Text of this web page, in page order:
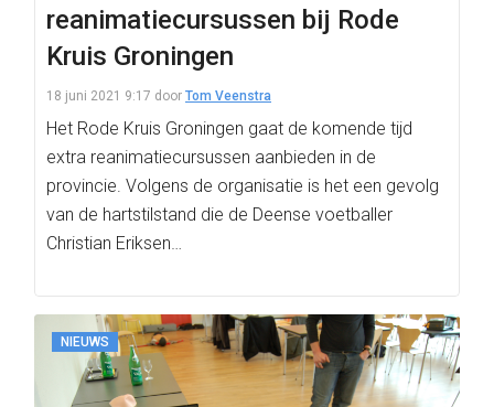
reanimatiecursussen bij Rode
Kruis Groningen
18 juni 2021 9:17 door Tom Veenstra
Het Rode Kruis Groningen gaat de komende tijd
extra reanimatiecursussen aanbieden in de
provincie. Volgens de organisatie is het een gevolg
van de hartstilstand die de Deense voetballer
Christian Eriksen…
NIEUWS